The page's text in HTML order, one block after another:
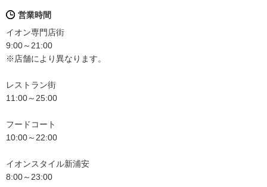
営業時間
イオン専門店街
9:00～21:00
※店舗により異なります。
レストラン街
11:00～25:00
フードコート
10:00～22:00
イオンスタイル新浦安
8:00～23:00